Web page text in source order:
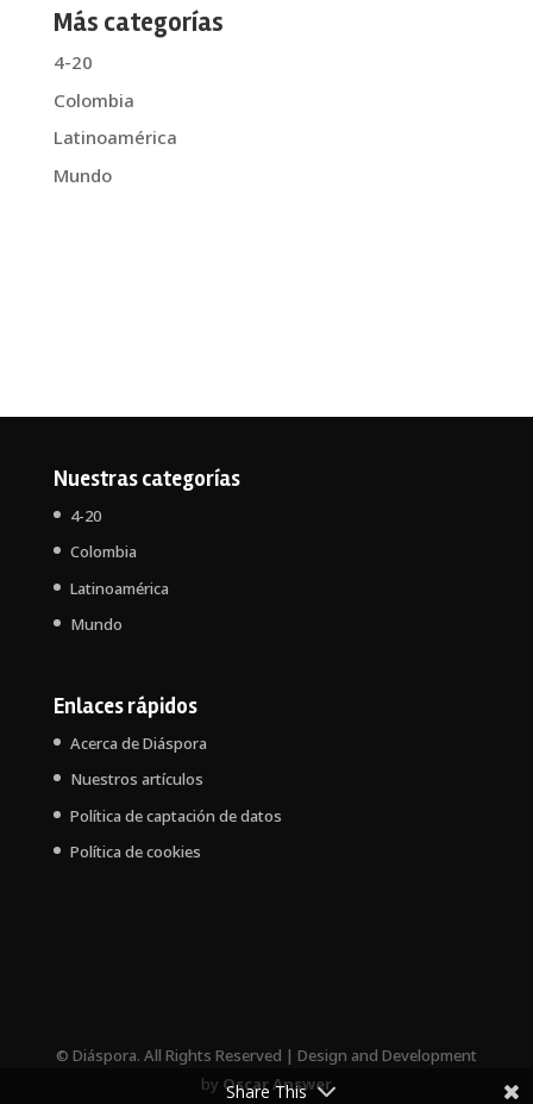
Más categorías
4-20
Colombia
Latinoamérica
Mundo
Nuestras categorías
4-20
Colombia
Latinoamérica
Mundo
Enlaces rápidos
Acerca de Diáspora
Nuestros artículos
Política de captación de datos
Política de cookies
© Diáspora. All Rights Reserved | Design and Development
by Oscar Answer
Share This